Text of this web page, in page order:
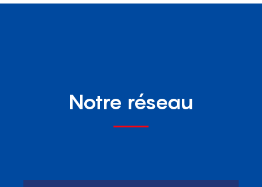
Notre réseau